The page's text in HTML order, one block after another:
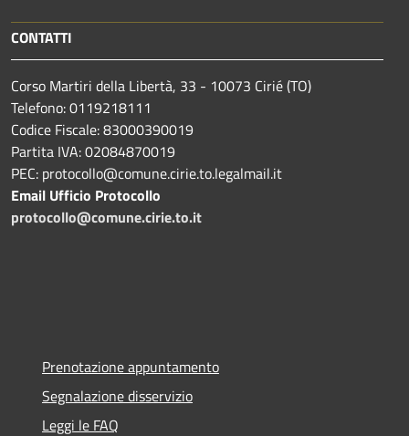
CONTATTI
Corso Martiri della Libertà, 33 - 10073 Cirié (TO)
Telefono: 0119218111
Codice Fiscale: 83000390019
Partita IVA: 02084870019
PEC: protocollo@comune.cirie.to.legalmail.it
Email Ufficio Protocollo
protocollo@comune.cirie.to.it
Prenotazione appuntamento
Segnalazione disservizio
Leggi le FAQ